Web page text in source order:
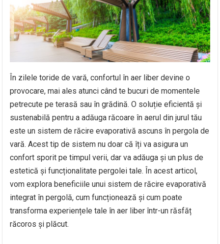
În zilele toride de vară, confortul în aer liber devine o
provocare, mai ales atunci când te bucuri de momentele
petrecute pe terasă sau în grădină. O soluție eficientă și
sustenabilă pentru a adăuga răcoare în aerul din jurul tău
este un sistem de răcire evaporativă ascuns în pergola de
vară. Acest tip de sistem nu doar că îți va asigura un
confort sporit pe timpul verii, dar va adăuga și un plus de
estetică și funcționalitate pergolei tale. În acest articol,
vom explora beneficiile unui sistem de răcire evaporativă
integrat în pergolă, cum funcționează și cum poate
transforma experiențele tale în aer liber într-un răsfăț
răcoros și plăcut.